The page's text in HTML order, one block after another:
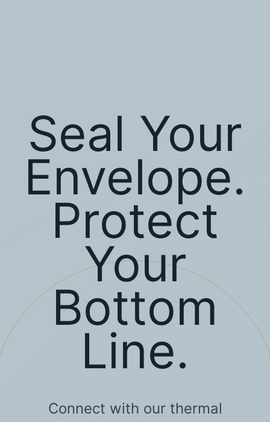
Seal Your
Envelope.
Protect
Your
Bottom
Line.
Connect with our thermal